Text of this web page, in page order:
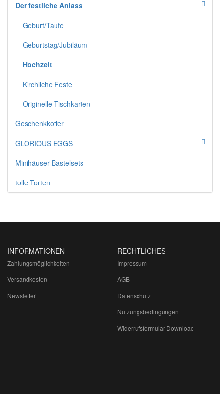
Der festliche Anlass
Geburt/Taufe
Geburtstag/Jubiläum
Hochzeit
Kirchliche Feste
Originelle Tischkarten
Geschenkkoffer
GLORIOUS EGGS
Minihäuser Bastelsets
tolle Torten
INFORMATIONEN
Zahlungsmöglichkeiten
Versandkosten
Newsletter
RECHTLICHES
Impressum
AGB
Datenschutz
Nutzungsbedingungen
Widerrufsformular Download